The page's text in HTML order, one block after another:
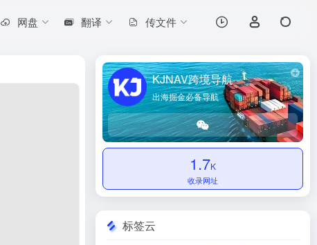
网盘 翻译 传文件
KJNAV跨境导航
出海掘金必备导航
1.7K
收录网址
标签云